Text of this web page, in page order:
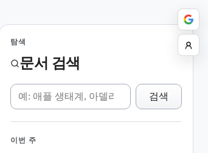
탐색
문서 검색
위키 검색
검색
이번 주